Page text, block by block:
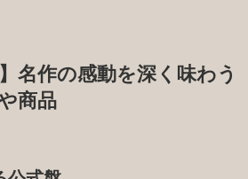
名作の感動を深く味わう
商品